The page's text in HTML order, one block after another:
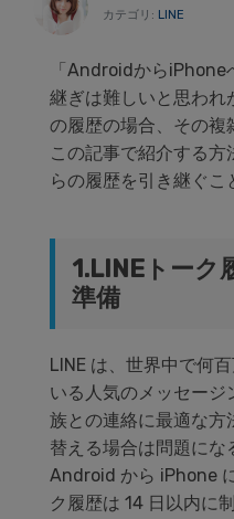
カテゴリ: LINE
「AndroidからiPhone
継ぎは難しいと思われ
の履歴の場合、その複
この記事で紹介する
らの履歴を引き継ぐこ
1.LINEトーク
準備
LINE は、世界中で何
いる人気のメッセージ
族との連絡に最適な方
替える場合は問題にな
Android から iPhone
ク履歴は 14 日以内に